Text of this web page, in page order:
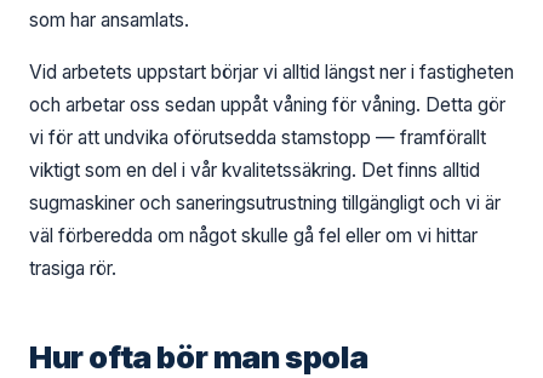
som har ansamlats.
Vid arbetets uppstart börjar vi alltid längst ner i fastigheten
och arbetar oss sedan uppåt våning för våning. Detta gör
vi för att undvika oförutsedda stamstopp — framförallt
viktigt som en del i vår kvalitetssäkring. Det finns alltid
sugmaskiner och saneringsutrustning tillgängligt och vi är
väl förberedda om något skulle gå fel eller om vi hittar
trasiga rör.
Hur ofta bör man spola